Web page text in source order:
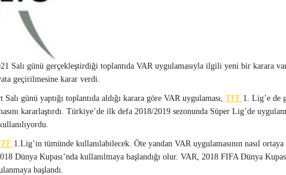
Salı günü gerçekleştirdiği toplantıda VAR uygulamasıyla ilgili yeni bir karara
geçirilmesine karar verdi.
günü yaptığı toplantıda aldığı karara göre VAR uygulaması, TFF 1. Lig’e de
kararlaştırdı. Türkiye’de ilk defa 2018/2019 sezonunda Süper Lig’de
1.Lig’in tümünde kullanılabilecek. Öte yandan VAR uygulamasının nasıl
Dünya Kupası’nda kullanılmaya başlandığı olur. VAR, 2018 FIFA Dünya
başlandı.